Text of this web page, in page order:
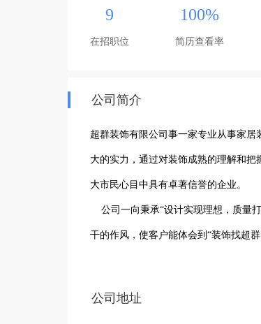
9
在招职位
100%
简历查看率
公司简介
超群装饰有限公司事一家专业从事家
大的实力，通过对装饰成熟的理解和
大市民心目中具有卓著信誉的企业。
干的作风，使客户能体会到“装饰找超
公司地址